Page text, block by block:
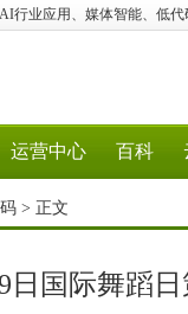
行业应用、媒体智能、低
运营中心 百科
> 正文
日国际舞蹈